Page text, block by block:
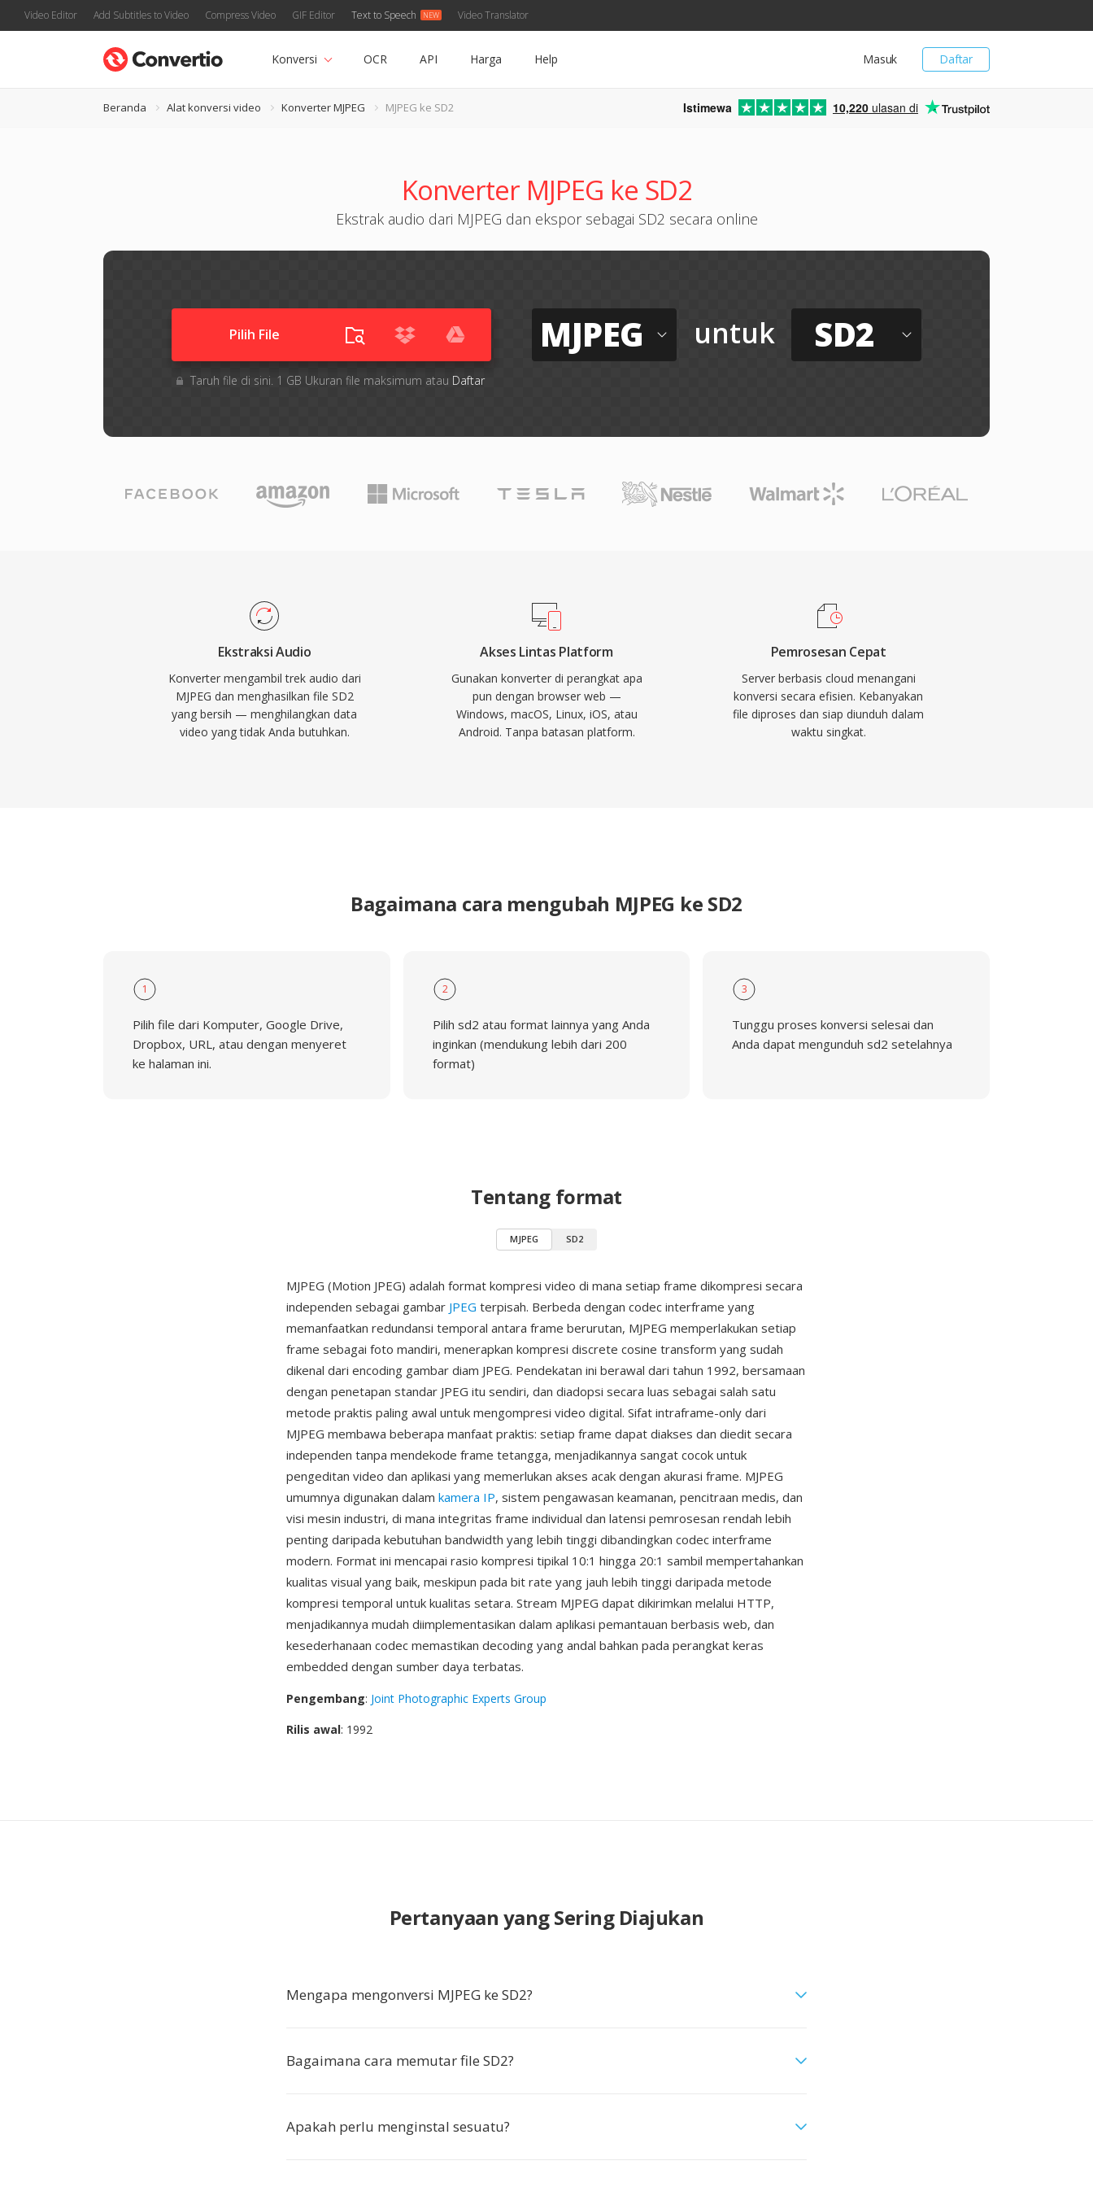
Video Editor Add Subtitles to Video Compress Video GIF Editor Text to Speech Video Translator
Daftar
Masuk
Konversi OCR API Harga Help
Beranda Alat konversi video Konverter MJPEG MJPEG ke SD2 Istimewa 10,220 ulasan di
Konverter MJPEG ke SD2
Ekstrak audio dari MJPEG dan ekspor sebagai SD2 secara online
Pilih File
Taruh file di sini. 1 GB Ukuran file maksimum atau Daftar
MJPEG untuk SD2
Ekstraksi Audio
Konverter mengambil trek audio dari
MJPEG dan menghasilkan file SD2
yang bersih — menghilangkan data
video yang tidak Anda butuhkan.
Akses Lintas Platform
Gunakan konverter di perangkat apa
pun dengan browser web —
Windows, macOS, Linux, iOS, atau
Android. Tanpa batasan platform.
Pemrosesan Cepat
Server berbasis cloud menangani
konversi secara efisien. Kebanyakan
file diproses dan siap diunduh dalam
waktu singkat.
Bagaimana cara mengubah MJPEG ke SD2
1
Pilih file dari Komputer, Google Drive,
Dropbox, URL, atau dengan menyeret
ke halaman ini.
2
Pilih sd2 atau format lainnya yang Anda
inginkan (mendukung lebih dari 200
format)
3
Tunggu proses konversi selesai dan
Anda dapat mengunduh sd2 setelahnya
Tentang format
MJPEG SD2
MJPEG (Motion JPEG) adalah format kompresi video di mana setiap frame dikompresi secara
independen sebagai gambar JPEG terpisah. Berbeda dengan codec interframe yang
memanfaatkan redundansi temporal antara frame berurutan, MJPEG memperlakukan setiap
frame sebagai foto mandiri, menerapkan kompresi discrete cosine transform yang sudah
dikenal dari encoding gambar diam JPEG. Pendekatan ini berawal dari tahun 1992, bersamaan
dengan penetapan standar JPEG itu sendiri, dan diadopsi secara luas sebagai salah satu
metode praktis paling awal untuk mengompresi video digital. Sifat intraframe-only dari
MJPEG membawa beberapa manfaat praktis: setiap frame dapat diakses dan diedit secara
independen tanpa mendekode frame tetangga, menjadikannya sangat cocok untuk
pengeditan video dan aplikasi yang memerlukan akses acak dengan akurasi frame. MJPEG
umumnya digunakan dalam kamera IP, sistem pengawasan keamanan, pencitraan medis, dan
visi mesin industri, di mana integritas frame individual dan latensi pemrosesan rendah lebih
penting daripada kebutuhan bandwidth yang lebih tinggi dibandingkan codec interframe
modern. Format ini mencapai rasio kompresi tipikal 10:1 hingga 20:1 sambil mempertahankan
kualitas visual yang baik, meskipun pada bit rate yang jauh lebih tinggi daripada metode
kompresi temporal untuk kualitas setara. Stream MJPEG dapat dikirimkan melalui HTTP,
menjadikannya mudah diimplementasikan dalam aplikasi pemantauan berbasis web, dan
kesederhanaan codec memastikan decoding yang andal bahkan pada perangkat keras
embedded dengan sumber daya terbatas.
Pengembang: Joint Photographic Experts Group
Rilis awal: 1992
Pertanyaan yang Sering Diajukan
Mengapa mengonversi MJPEG ke SD2?
Bagaimana cara memutar file SD2?
Apakah perlu menginstal sesuatu?